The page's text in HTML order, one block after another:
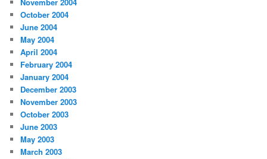
October 2004
June 2004
May 2004
April 2004
February 2004
January 2004
December 2003
November 2003
October 2003
June 2003
May 2003
March 2003